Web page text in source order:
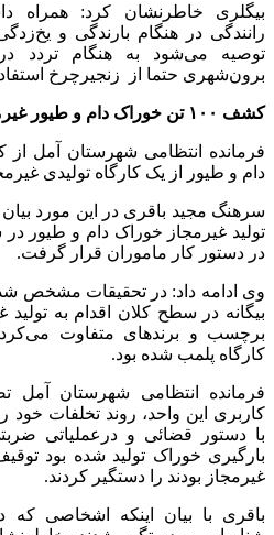
بیگلری خاطرنشان کرد: همراه
رانندگی در هنگام بارندگی و
توصیه می‌شود به هنگام تردد
برون‌شهری حتما از زنجیرچرخ
کشف ۱۰۰ تن خوراک دام و طیور غیرمجاز در آمل
دام و طیور از یک کارگاه تولیدی
سرهنگ مجید باقری در این مورد
تولید غیرمجاز خوراک دام و طیور
در دستور کار ماموران قرار گرفت.
وی ادامه داد: در تحقیقات مشخص شد
بیگانه در سطح کلان اقدام به
برچسب‌ و برندهای متفاوت
کارگاه پلمب شده بود.
فرمانده انتظامی شهرستان آمل
کاربری این واحد، روند تخلفات خود
با دستور قضائی و درعملیاتی
بارگیری خوراک تولید شده بود
غیرمجاز بودند را دستگیر کردند.
باقری با بیان اینکه اشخاصی که